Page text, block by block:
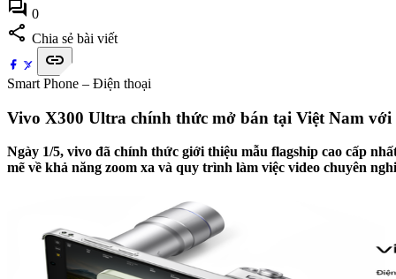
forum 0
share Chia sẻ bài viết
link
Smart Phone – Điện thoại
Vivo X300 Ultra chính thức mở bán tại Việt Nam
Ngày 1/5, vivo đã chính thức giới thiệu mẫu flagship cao cấp
mẽ về khả năng zoom xa và quy trình làm việc video chuyên